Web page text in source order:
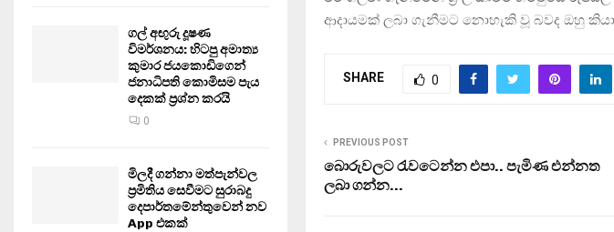
ආදායමක් ලබා ගැනීමට නොහැකි වූ බවද ඔහු
SHARE 0
PREVIOUS POST
බොරුවලට රැවටෙන්න එපා.. පැමිණ එන්නත
ලබා ගන්න…
ගල් අඟුරු දූෂණ
විමර්ශනය: හිටපු අමාත්‍ය
කුමාර ජයකොඩිගෙන්
ජනාධිපති කොමිසම පැය
දෙකක් ප්‍රශ්න කරයි
0
මිලදී ගන්නා මත්පැන්වල
ප්‍රමිතිය සෙවීමට සුරාබදු
දෙපාර්තමේන්තුවෙන් නව
App එකක්